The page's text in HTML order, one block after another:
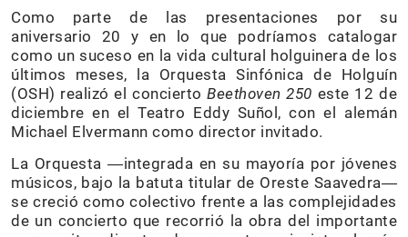
Como parte de las presentaciones por su
aniversario 20 y en lo que podríamos catalogar
como un suceso en la vida cultural holguinera de los
últimos meses, la Orquesta Sinfónica de Holguín
(OSH) realizó el conciertoBeethoven 250 este 12 de
diciembre en el Teatro Eddy Suñol, con el alemán
Michael Elvermann como director invitado.
La Orquesta ―integrada en su mayoría por jóvenes
músicos, bajo la batuta titular de Oreste Saavedra―
se creció como colectivo frente a las complejidades
de un concierto que recorrió la obra del importante